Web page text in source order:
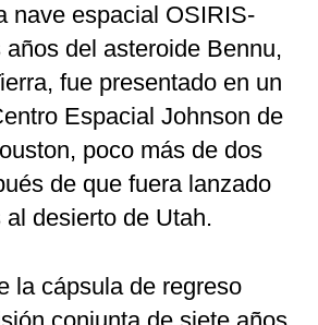
nave espacial OSIRIS-
del asteroide Bennu,
fue presentado en un
Espacial Johnson de
poco más de dos
de que fuera lanzado
desierto de Utah.
la cápsula de regreso